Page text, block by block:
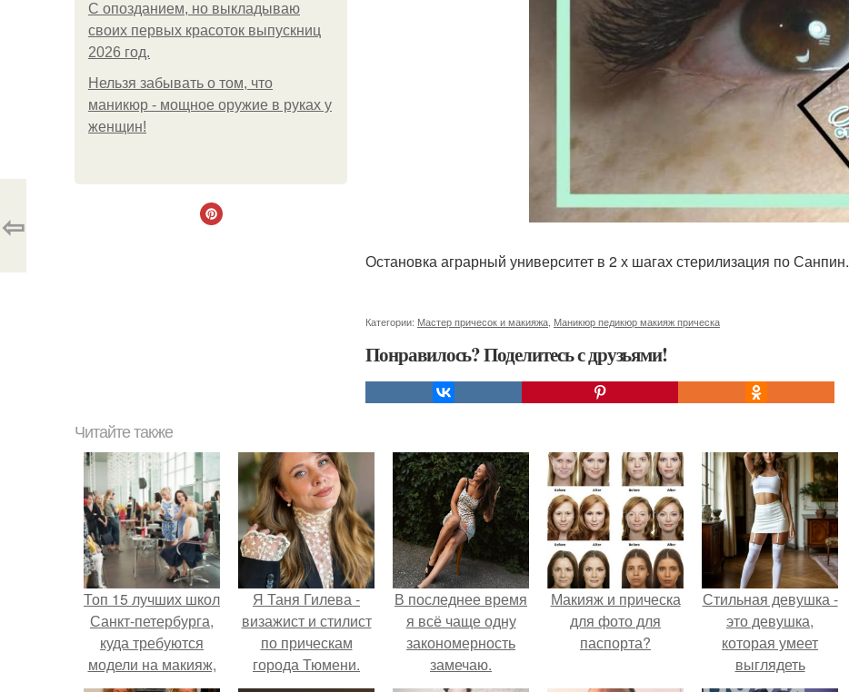
С опозданием, но выкладываю
своих первых красоток выпускниц
2026 год.
Нельзя забывать о том, что
маникюр - мощное оружие в руках у
женщин!
Остановка аграрный университет в 2 х шагах стерилизация по Санпин.
Категории: Мастер причесок и макияжа Маникюр педикюр макияж прическа
Понравилось? Поделитесь с друзьями!
⇦
Читайте также
Топ 15 лучших школ
Санкт-петербурга,
куда требуются
модели на макияж,
перманент, брови и
Я Таня Гилева -
визажист и стилист
по прическам
города Тюмени.
В последнее время
я всё чаще одну
закономерность
замечаю.
Макияж и прическа
для фото для
паспорта?
Стильная девушка -
это девушка,
которая умеет
выглядеть
привлекательно и